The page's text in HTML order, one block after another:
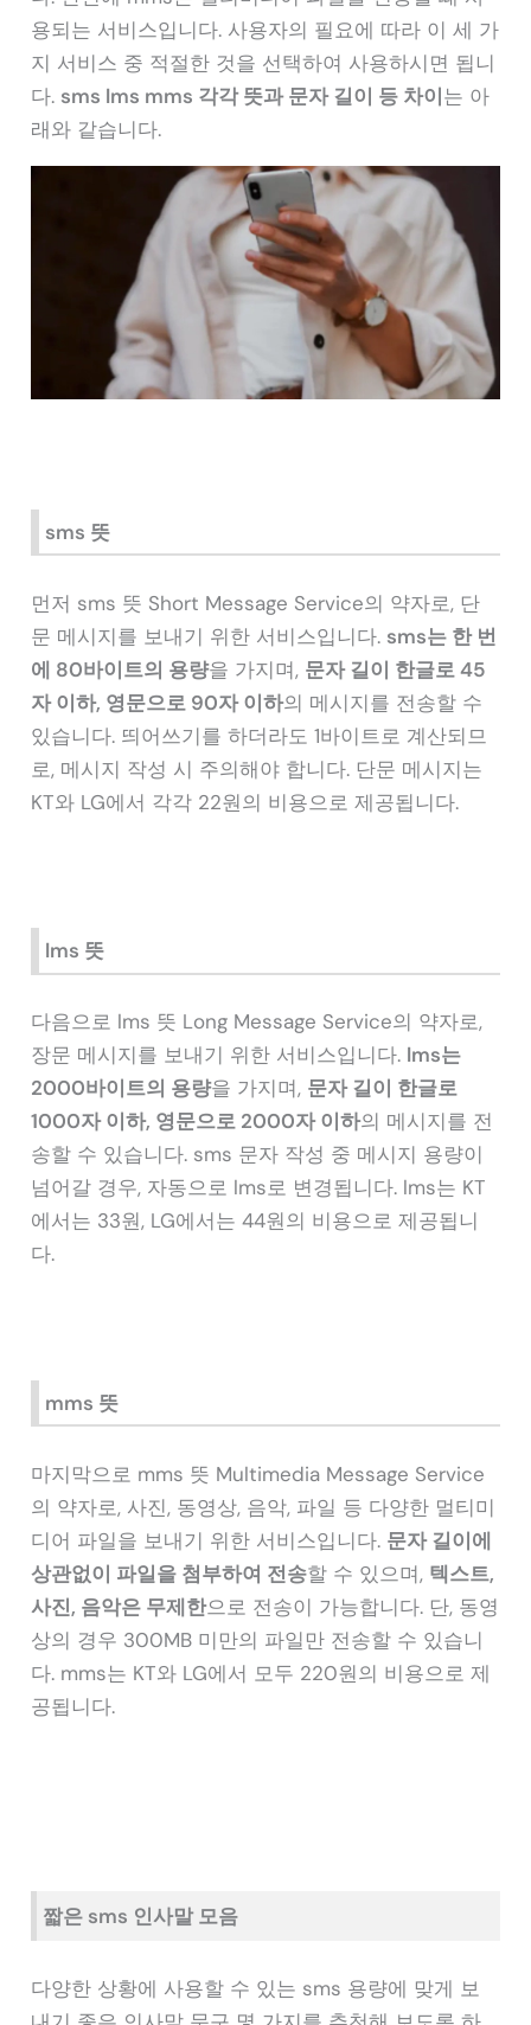
용되는 서비스입니다. 사용자의 필요에 따라 이 세 가
지 서비스 중 적절한 것을 선택하여 사용하시면 됩니
다. sms lms mms 각각 뜻과 문자 길이 등 차이는 아
래와 같습니다.
sms 뜻
먼저 sms 뜻 Short Message Service의 약자로, 단
문 메시지를 보내기 위한 서비스입니다. sms는 한 번
에 80바이트의 용량을 가지며, 문자 길이 한글로 45
자 이하, 영문으로 90자 이하의 메시지를 전송할 수
있습니다. 띄어쓰기를 하더라도 1바이트로 계산되므
로, 메시지 작성 시 주의해야 합니다. 단문 메시지는
KT와 LG에서 각각 22원의 비용으로 제공됩니다.
lms 뜻
다음으로 lms 뜻 Long Message Service의 약자로,
장문 메시지를 보내기 위한 서비스입니다. lms는
2000바이트의 용량을 가지며, 문자 길이 한글로
1000자 이하, 영문으로 2000자 이하의 메시지를 전
송할 수 있습니다. sms 문자 작성 중 메시지 용량이
넘어갈 경우, 자동으로 lms로 변경됩니다. lms는 KT
에서는 33원, LG에서는 44원의 비용으로 제공됩니
다.
mms 뜻
마지막으로 mms 뜻 Multimedia Message Service
의 약자로, 사진, 동영상, 음악, 파일 등 다양한 멀티미
디어 파일을 보내기 위한 서비스입니다. 문자 길이에
상관없이 파일을 첨부하여 전송할 수 있으며, 텍스트,
사진, 음악은 무제한으로 전송이 가능합니다. 단, 동영
상의 경우 300MB 미만의 파일만 전송할 수 있습니
다. mms는 KT와 LG에서 모두 220원의 비용으로 제
공됩니다.
짧은 sms 인사말 모음
다양한 상황에 사용할 수 있는 sms 용량에 맞게 보